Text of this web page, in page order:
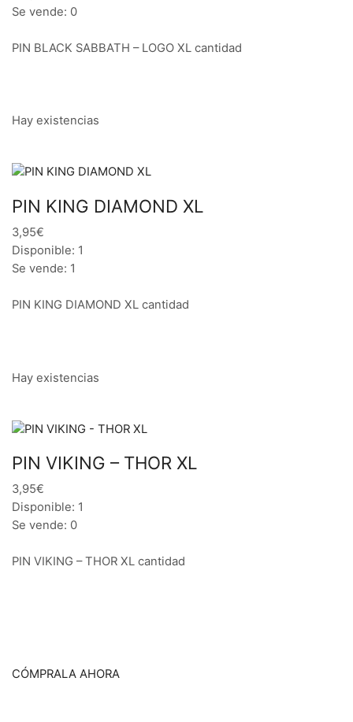
Se vende: 0
PIN BLACK SABBATH – LOGO XL cantidad
Hay existencias
PIN KING DIAMOND XL
3,95€
Disponible: 1
Se vende: 1
PIN KING DIAMOND XL cantidad
Hay existencias
PIN VIKING – THOR XL
3,95€
Disponible: 1
Se vende: 0
PIN VIKING – THOR XL cantidad
CÓMPRALA AHORA